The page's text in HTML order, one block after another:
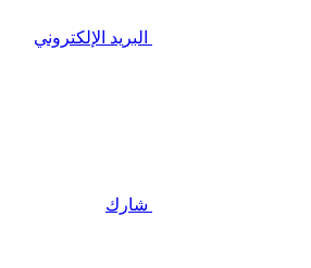
البريد الإلكتروني
شارك